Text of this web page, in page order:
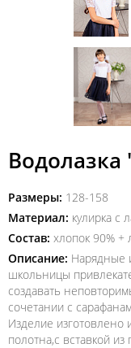
Размеры: 128-158
Материал: кулирка с
Состав: хлопок 90% +
Описание: Нарядные
школьницы
создавать
сочетании с
Изделие изготовлено
полотна,с вставкой из